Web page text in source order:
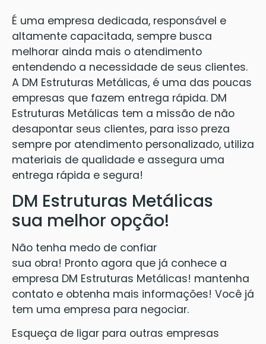
É uma empresa dedicada, responsável e
altamente capacitada, sempre busca
melhorar ainda mais o atendimento
entendendo a necessidade de seus clientes.
A DM Estruturas Metálicas, é uma das poucas
empresas que fazem entrega rápida. DM
Estruturas Metálicas tem a missão de não
desapontar seus clientes, para isso preza
sempre por atendimento personalizado, utiliza
materiais de qualidade e assegura uma
entrega rápida e segura!
DM Estruturas Metálicas
sua melhor opção!
Não tenha medo de confiar
sua obra! Pronto agora que já conhece a
empresa DM Estruturas Metálicas! mantenha
contato e obtenha mais informações! Você já
tem uma empresa para negociar.
Esqueça de ligar para outras empresas